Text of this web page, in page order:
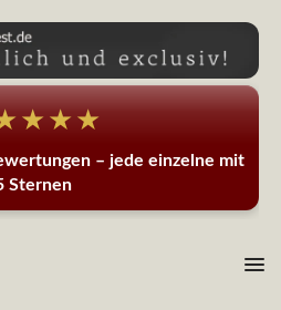
– jede einzelne mit
Sternen